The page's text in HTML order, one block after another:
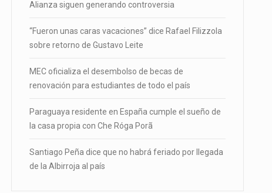
Alianza siguen generando controversia
“Fueron unas caras vacaciones” dice Rafael Filizzola
sobre retorno de Gustavo Leite
MEC oficializa el desembolso de becas de
renovación para estudiantes de todo el país
Paraguaya residente en España cumple el sueño de
la casa propia con Che Róga Porã
Santiago Peña dice que no habrá feriado por llegada
de la Albirroja al país